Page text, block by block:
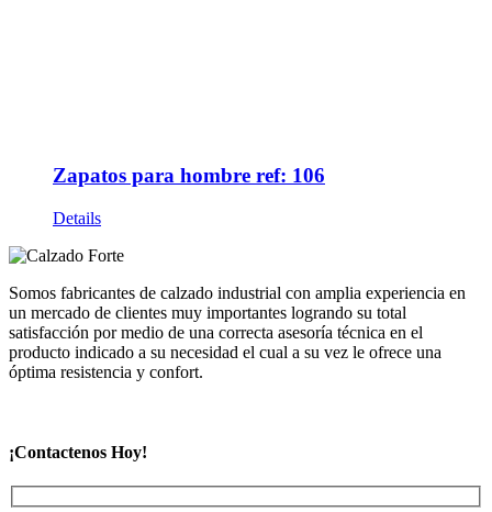
Zapatos para hombre ref: 106
Details
Somos fabricantes de calzado industrial con amplia experiencia en
un mercado de clientes muy importantes logrando su total
satisfacción por medio de una correcta asesoría técnica en el
producto indicado a su necesidad el cual a su vez le ofrece una
óptima resistencia y confort.
¡Contactenos Hoy!